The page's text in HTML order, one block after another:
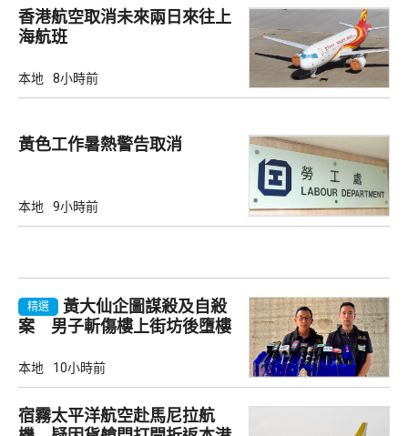
香港航空取消未來兩日來往上
海航班
本地 8小時前
黃色工作暑熱警告取消
本地 9小時前
精選
黃大仙企圖謀殺及自殺
案 男子斬傷樓上街坊後墮樓
本地 10小時前
宿霧太平洋航空赴馬尼拉航